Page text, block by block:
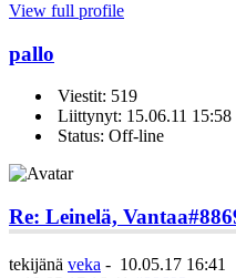
View full profile
pallo
Viestit: 519
Liittynyt: 15.06.11 15:58
Status: Off-line
Re: Leinelä, Vantaa
tekijänä veka - 10.05.17 16:41